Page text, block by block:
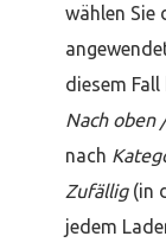
wählen Sie
diesem
Nach oben
nach
Zufällig (in
jedem